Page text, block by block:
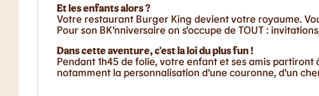
Et les enfants alors ?
Votre restaurant Burger King devient votre royaume.
Pour son BK'nniversaire on s'occupe de TOUT :
Dans cette aventure, c'est la loi du plus fun !
Pendant 1h45 de folie, votre enfant et ses amis
notamment la personnalisation d'une couronne, d'un